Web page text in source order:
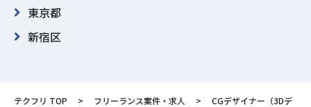
東京都
新宿区
テクフリ TOP フリーランス案件・求人
CGデザイナー（3Dデ